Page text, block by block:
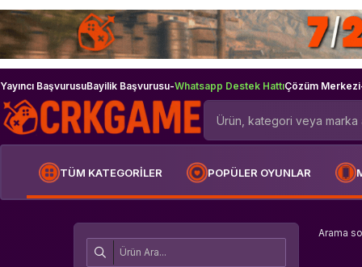
Yayıncı BaşvurusuBayilik Başvurusu-Whatsapp Destek HattıÇözüm Merkezi
TÜM KATEGORİLER POPÜLER OYUNLAR
Arama